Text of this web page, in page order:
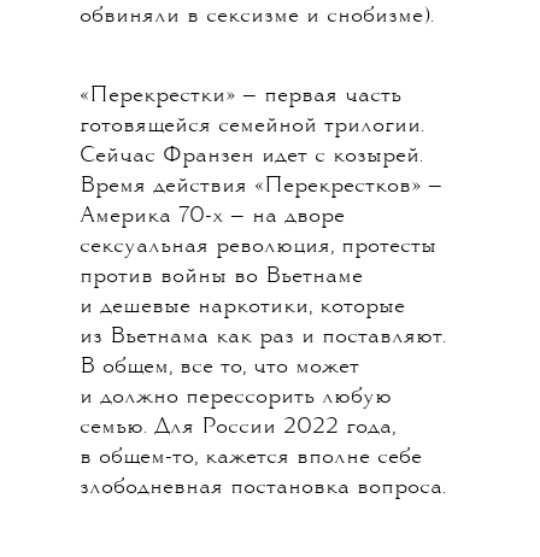
обвиняли в сексизме и снобизме).
«Перекрестки» — первая часть
готовящейся семейной трилогии.
Сейчас Франзен идет с козырей.
Время действия «Перекрестков» —
Америка 70-х — на дворе
сексуальная революция, протесты
против войны во Вьетнаме
и дешевые наркотики, которые
из Вьетнама как раз и поставляют.
В общем, все то, что может
и должно перессорить любую
семью. Для России 2022 года,
в общем-то, кажется вполне себе
злободневная постановка вопроса.